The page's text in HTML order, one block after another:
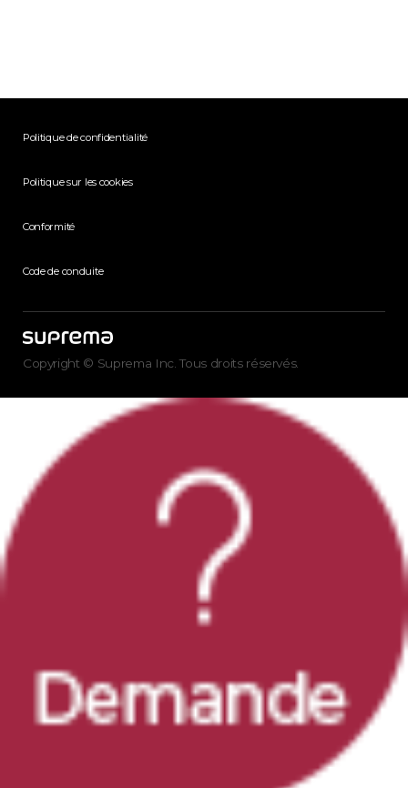
Politique de confidentialité
Politique sur les cookies
Conformité
Code de conduite
Copyright © Suprema Inc. Tous droits réservés.